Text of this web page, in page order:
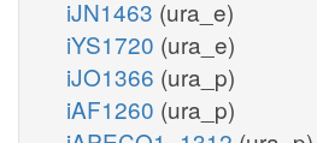
iJN1463 (ura_e)
iYS1720 (ura_e)
iJO1366 (ura_p)
iAF1260 (ura_p)